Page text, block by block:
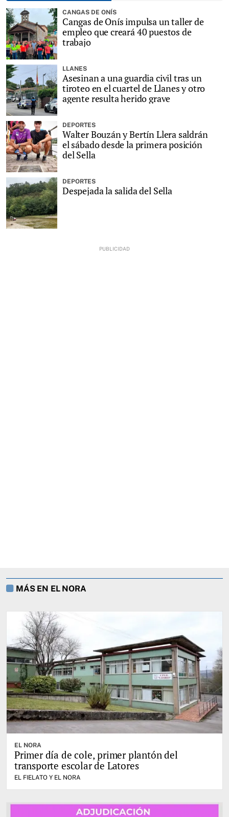
CANGAS DE ONÍS
Cangas de Onís impulsa un taller de
empleo que creará 40 puestos de
trabajo
LLANES
Asesinan a una guardia civil tras un
tiroteo en el cuartel de Llanes y otro
agente resulta herido grave
DEPORTES
Walter Bouzán y Bertín Llera saldrán
el sábado desde la primera posición
del Sella
DEPORTES
Despejada la salida del Sella
MÁS EN EL NORA
EL NORA
Primer día de cole, primer plantón del
transporte escolar de Latores
EL FIELATO Y EL NORA